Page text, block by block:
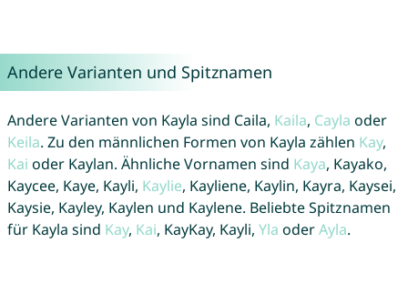
Andere Varianten und Spitznamen
Andere Varianten von Kayla sind Caila, Kaila, Cayla oder
Keila. Zu den männlichen Formen von Kayla zählen Kay,
Kai oder Kaylan. Ähnliche Vornamen sind Kaya, Kayako,
Kaycee, Kaye, Kayli, Kaylie, Kayliene, Kaylin, Kayra, Kaysei,
Kaysie, Kayley, Kaylen und Kaylene. Beliebte Spitznamen
für Kayla sind Kay, Kai, KayKay, Kayli, Yla oderAyla.